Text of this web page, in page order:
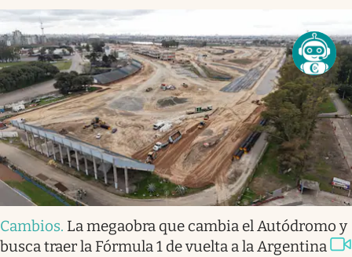
Cambios. La megaobra que cambia el Autódromo y
busca traer la Fórmula 1 de vuelta a la Argentina